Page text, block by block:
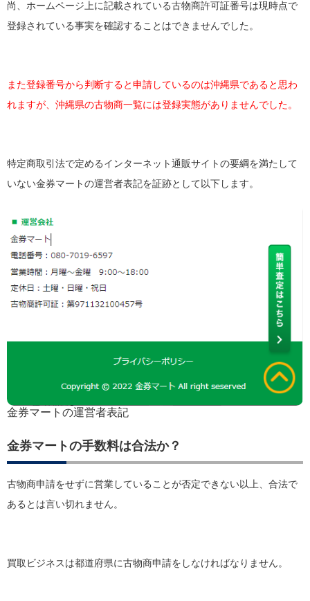
尚、ホームページ上に記載されている古物商許可証番号は現時点で
登録されている事実を確認することはできませんでした。
また登録番号から判断すると申請しているのは沖縄県であると思わ
れますが、沖縄県の古物商一覧には登録実態がありませんでした。
特定商取引法で定めるインターネット通販サイトの要綱を満たして
いない金券マートの運営者表記を証跡として以下します。
金券マートの運営者表記
金券マートの手数料は合法か？
古物商申請をせずに営業していることが否定できない以上、合法で
あるとは言い切れません。
買取ビジネスは都道府県に古物商申請をしなければなりません。